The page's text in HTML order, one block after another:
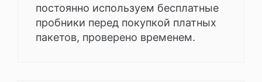
постоянно используем бесплатные
пробники перед покупкой платных
пакетов, проверено временем.